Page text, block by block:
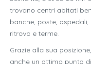
trovano centri abitati
banche, poste,
ritrovo e terme.
Grazie alla sua
anche un ottimo punto